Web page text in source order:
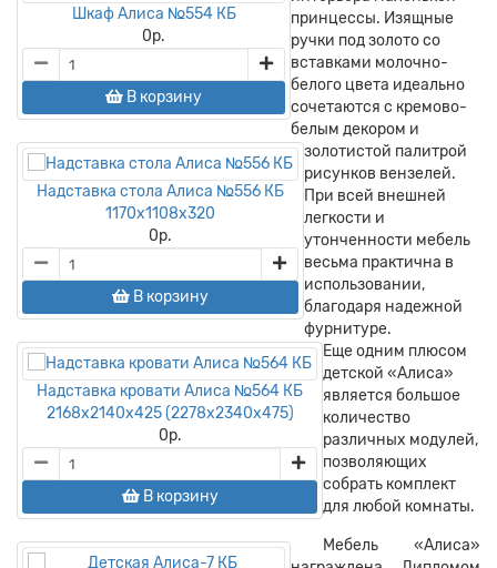
Шкаф Алиса №554 КБ
0р.
В корзину
Надставка стола Алиса №556 КБ
1170х1108х320
0р.
В корзину
Надставка кровати Алиса №564 КБ
2168х2140х425 (2278х2340х475)
0р.
В корзину
принцессы. Изящные
ручки под золото со
вставками молочно-
белого цвета идеально
сочетаются с кремово-
белым декором и
золотистой палитрой
рисунков вензелей.
При всей внешней
легкости и
утонченности мебель
весьма практична в
использовании,
благодаря надежной
фурнитуре.
Еще одним плюсом
детской «Алиса»
является большое
количество
различных модулей,
позволяющих
собрать комплект
для любой комнаты.
Мебель «Алиса»